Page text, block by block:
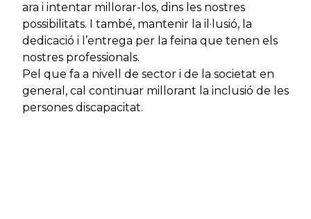
ara i intentar millorar-los, dins les nostres
possibilitats. I també, mantenir la il·lusió, la
dedicació i l’entrega per la feina que tenen els
nostres professionals.
Pel que fa a nivell de sector i de la societat en
general, cal continuar millorant la inclusió de les
persones discapacitat.